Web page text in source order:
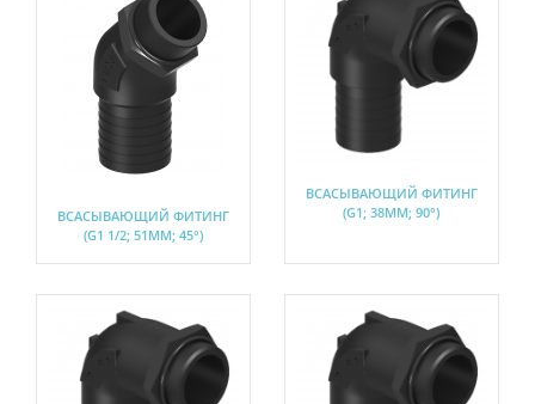
ВСАСЫВАЮЩИЙ ФИТИНГ
(G1 1/2; 51ММ; 45°)
ВСАСЫВАЮЩИЙ ФИТИНГ
(G1; 38ММ; 90°)